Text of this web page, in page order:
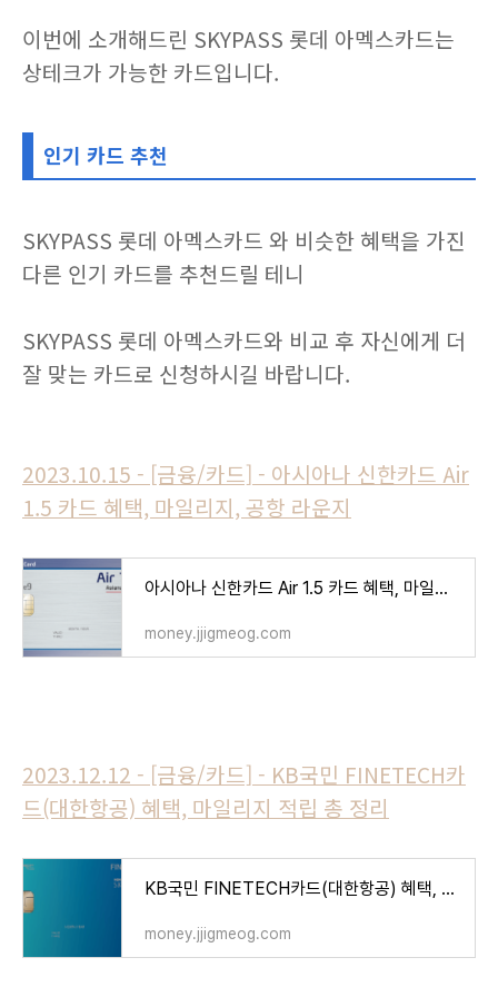
이번에 소개해드린 SKYPASS 롯데 아멕스카드는
상테크가 가능한 카드입니다.
인기 카드 추천
SKYPASS 롯데 아멕스카드 와 비슷한 혜택을 가진
다른 인기 카드를 추천드릴 테니
SKYPASS 롯데 아멕스카드와 비교 후 자신에게 더
잘 맞는 카드로 신청하시길 바랍니다.
2023.10.15 - [금융/카드] - 아시아나 신한카드 Air
1.5 카드 혜택, 마일리지, 공항 라운지
아시아나 신한카드 Air 1.5 카드 혜택, 마일리지, 공항 라운지
money.jjigmeog.com
2023.12.12 - [금융/카드] - KB국민 FINETECH카
드(대한항공) 혜택, 마일리지 적립 총 정리
KB국민 FINETECH카드(대한항공) 혜택, 마일리지 적립 총 정리
money.jjigmeog.com